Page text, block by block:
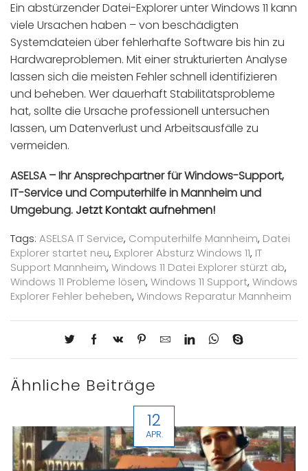
Ein abstürzender Datei-Explorer unter Windows 11 kann
viele Ursachen haben – von beschädigten
Systemdateien über fehlerhafte Software bis hin zu
Hardwareproblemen. Mit einer strukturierten Analyse
lassen sich die meisten Fehler schnell identifizieren
und beheben. Wer dauerhaft Stabilitätsprobleme
hat, sollte die Ursache professionell untersuchen
lassen, um Datenverlust und Arbeitsausfälle zu
vermeiden.
ASELSA – Ihr Ansprechpartner für Windows-Support,
IT-Service und Computerhilfe in Mannheim und
Umgebung. Jetzt Kontakt aufnehmen!
Tags: ASELSA IT Service, Computerhilfe Mannheim, Datei
Explorer startet neu, Explorer Absturz Windows 11, IT
Support Mannheim, Windows 11 Datei Explorer stürzt ab,
Windows 11 Probleme lösen, Windows 11 Support, Windows
Explorer Fehler beheben, Windows Reparatur Mannheim
Ähnliche Beiträge
12
APR.